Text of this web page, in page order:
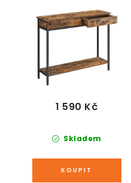
Skladem
1 590 Kč